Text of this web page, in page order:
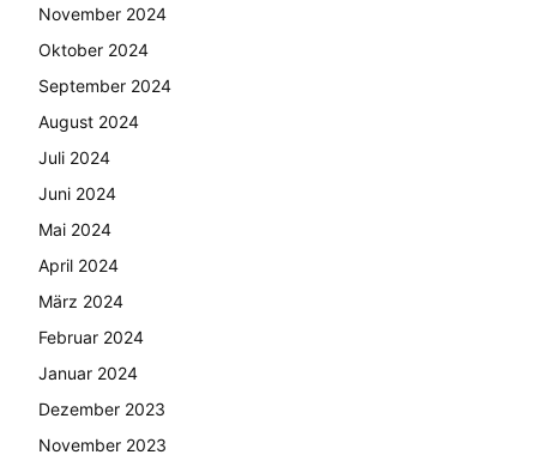
November 2024
Oktober 2024
September 2024
August 2024
Juli 2024
Juni 2024
Mai 2024
April 2024
März 2024
Februar 2024
Januar 2024
Dezember 2023
November 2023